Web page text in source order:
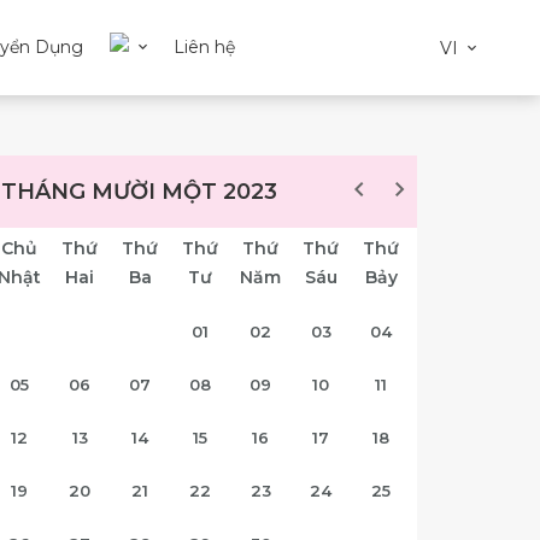
Dụng Liên hệ VI
THÁNG MƯỜI MỘT 2023
Chủ
Nhật
Thứ
Hai
Thứ
Ba
Thứ
Tư
Thứ
Năm
Thứ
Sáu
Thứ
Bảy
01 02 03 04
05 06 07 08 09 10 11
12 13 14 15 16 17 18
19 20 21 22 23 24 25